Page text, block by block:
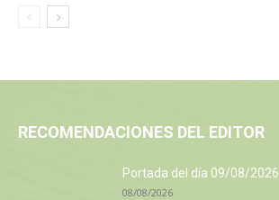
RECOMENDACIONES DEL EDITOR
Portada del día 09/08/2026
08/08/2026